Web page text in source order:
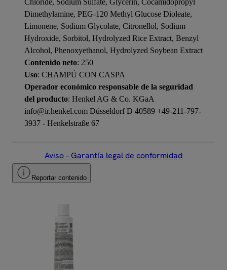
Chloride, Sodium Sulfate, Glycerin, Cocamidopropyl
Dimethylamine, PEG-120 Methyl Glucose Dioleate,
Limonene, Sodium Glycolate, Citronellol, Sodium
Hydroxide, Sorbitol, Hydrolyzed Rice Extract, Benzyl
Alcohol, Phenoxyethanol, Hydrolyzed Soybean Extract
Contenido neto: 250
Uso: CHAMPÚ CON CASPA
Operador económico responsable de la seguridad
del producto: Henkel AG & Co. KGaA
info@ir.henkel.com Düsseldorf D 40589 +49-211-797-
3937 - Henkelstraße 67
Aviso – Garantía legal de conformidad
Reportar contenido